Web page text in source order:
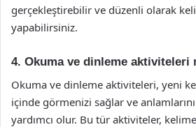
gerçekleştirebilir ve düzenli olarak
yapabilirsiniz.
4. Okuma ve dinleme aktiviteleri
Okuma ve dinleme aktiviteleri, yeni
içinde görmenizi sağlar ve
yardımcı olur. Bu tür aktiviteler,